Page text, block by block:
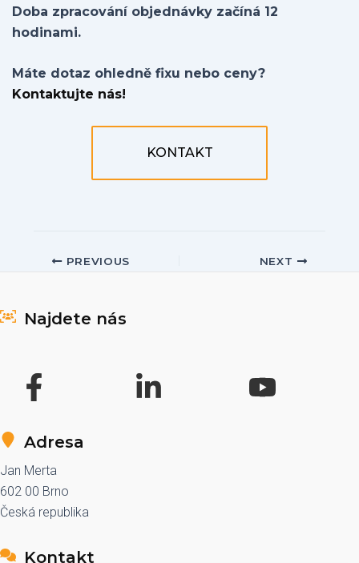
Doba zpracování objednávky začíná 12
hodinami.
Máte dotaz ohledně fixu nebo ceny?
Kontaktujte nás!
KONTAKT
Post PREVIOUS NEXT
Najdete nás
Adresa
Jan Merta
602 00 Brno
Česká republika
Kontakt